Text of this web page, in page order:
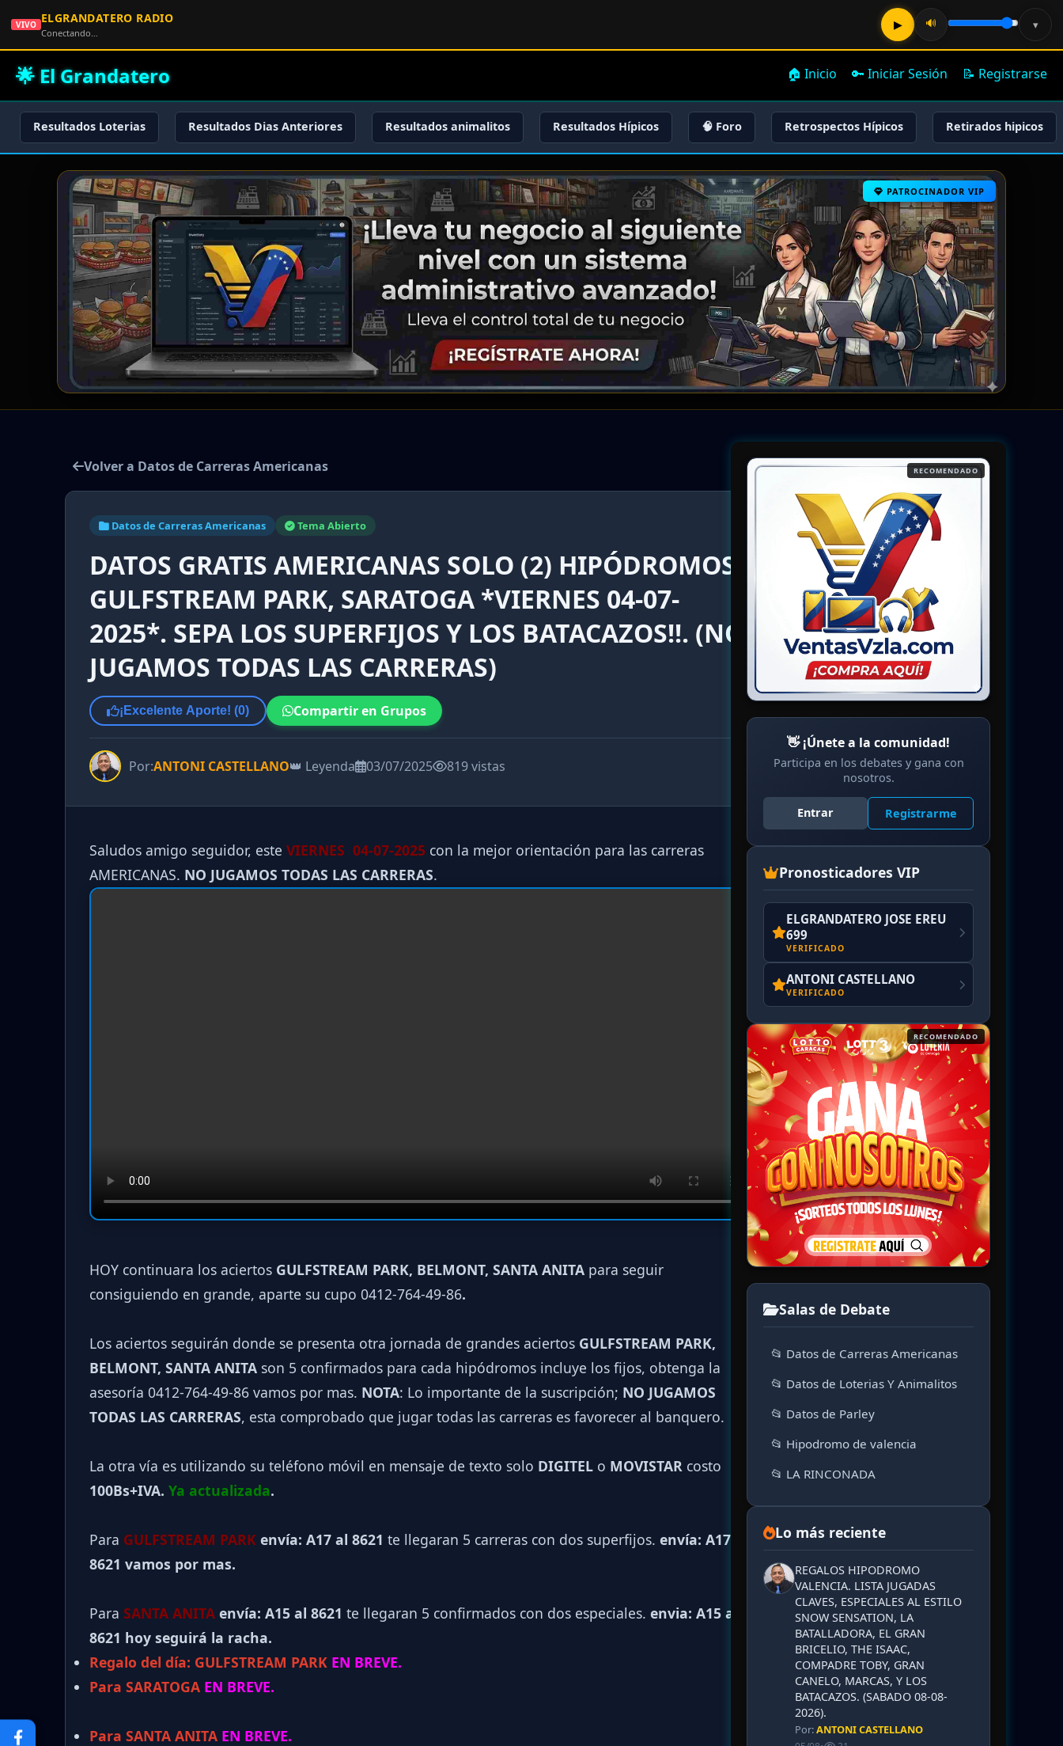
🌟 El Grandatero 🏠 Inicio 🔑 Iniciar Sesión 📝 Registrarse
Resultados Loterias Resultados Dias Anteriores Resultados animalitos Resultados Hípicos 🧠 Foro Retrospectos Hípicos Retirados hipicos
PATROCINADOR VIP
Volver a Datos de Carreras Americanas
Datos de Carreras Americanas Tema Abierto
DATOS GRATIS AMERICANAS SOLO (2) HIPÓDROMOS
GULFSTREAM PARK, SARATOGA *VIERNES 04-07-
2025*. SEPA LOS SUPERFIJOS Y LOS BATACAZOS!!. (NO
JUGAMOS TODAS LAS CARRERAS)
¡Excelente Aporte! (0) Compartir en Grupos
Por:ANTONI CASTELLANO👑 Leyenda 03/07/2025 819 vistas
Saludos amigo seguidor, este VIERNES 04-07-2025 con la mejor orientación para las carreras
AMERICANAS. NO JUGAMOS TODAS LAS CARRERAS.
HOY continuara los aciertos GULFSTREAM PARK, BELMONT, SANTA ANITA para seguir
consiguiendo en grande, aparte su cupo 0412-764-49-86.
Los aciertos seguirán donde se presenta otra jornada de grandes aciertos GULFSTREAM PARK,
BELMONT, SANTA ANITA son 5 confirmados para cada hipódromos incluye los fijos, obtenga la
asesoría 0412-764-49-86 vamos por mas. NOTA: Lo importante de la suscripción; NO JUGAMOS
TODAS LAS CARRERAS, esta comprobado que jugar todas las carreras es favorecer al banquero.
La otra vía es utilizando su teléfono móvil en mensaje de texto solo DIGITEL o MOVISTAR costo
100Bs+IVA. Ya actualizada.
Para GULFSTREAM PARK envía: A17 al 8621 te llegaran 5 carreras con dos superfijos. envía: A17 al
8621 vamos por mas.
Para SANTA ANITA envía: A15 al 8621 te llegaran 5 confirmados con dos especiales. envia: A15 al
8621 hoy seguirá la racha.
Regalo del día: GULFSTREAM PARK EN BREVE.
Para SARATOGA EN BREVE.
Para SANTA ANITA EN BREVE.
RECOMENDADO
👋 ¡Únete a la comunidad!
Participa en los debates y gana con
nosotros.
Entrar Registrarme
Pronosticadores VIP
ELGRANDATERO JOSE EREU
699
VERIFICADO
ANTONI CASTELLANO
VERIFICADO
RECOMENDADO
Salas de Debate
📂 Datos de Carreras Americanas
📂 Datos de Loterias Y Animalitos
📂 Datos de Parley
📂 Hipodromo de valencia
📂 LA RINCONADA
Lo más reciente
REGALOS HIPODROMO
VALENCIA. LISTA JUGADAS
CLAVES, ESPECIALES AL ESTILO
SNOW SENSATION, LA
BATALLADORA, EL GRAN
BRICELIO, THE ISAAC,
COMPADRE TOBY, GRAN
CANELO, MARCAS, Y LOS
BATACAZOS. (SABADO 08-08-
2026).
Por:ANTONI CASTELLANO
VIVO ELGRANDATERO RADIO
Conectando…
▶ 🔊 ▾